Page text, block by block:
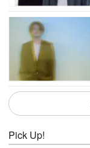
Pick Up!